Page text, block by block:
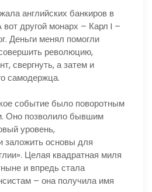
английских банкиров в
другой монарх – Карл I –
Деньги менял помогли
революцию,
свергнуть, а затем и
самодержца.
событие было поворотным
Оно позволило бывшим
уровень,
заложить основы для
Целая квадратная миля
и впредь стала
– она получила имя